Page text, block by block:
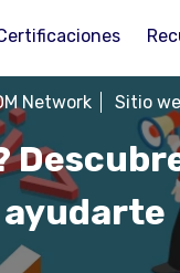
ayudarte
Network Sitio